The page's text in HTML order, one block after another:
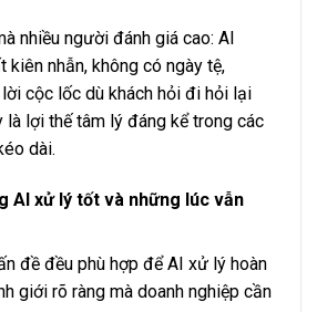
nhiều người đánh giá cao: AI
kiên nhẫn, không có ngày tệ,
cộc lốc dù khách hỏi đi hỏi lại
là lợi thế tâm lý đáng kể trong các
dài.
AI xử lý tốt và những lúc vẫn
đề đều phù hợp để AI xử lý hoàn
giới rõ ràng mà doanh nghiệp cần